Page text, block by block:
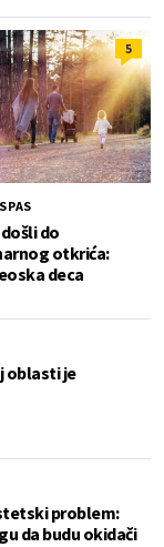
5
do
otkrića:
deca
oblasti je
problem:
da budu okidači